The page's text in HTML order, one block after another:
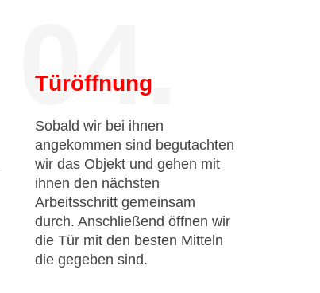
04.
Türöffnung
Sobald wir bei ihnen
angekommen sind begutachten
wir das Objekt und gehen mit
ihnen den nächsten
Arbeitsschritt gemeinsam
durch. Anschließend öffnen wir
die Tür mit den besten Mitteln
die gegeben sind.